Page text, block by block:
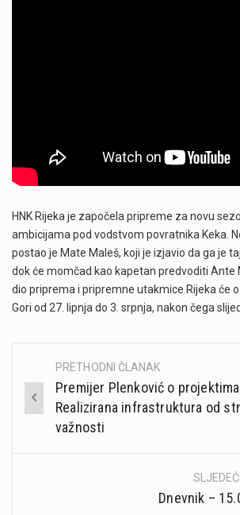
HNK Rijeka je započela pripreme za novu
ambicijama pod vodstvom povratnika Keka.
postao je Mate Maleš, koji je izjavio da ga je
dok će momčad kao kapetan predvoditi Ante
dio priprema i pripremne utakmice Rijeka će
Gori od 27. lipnja do 3. srpnja, nakon čega
Post
navigation
PRETHODNI ČLANAK
Premijer Plenković o
Realizirana infrastruktura od
važnosti
Dnevnik –